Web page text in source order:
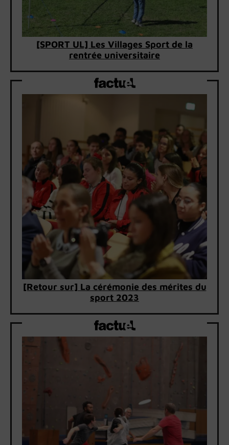
[SPORT UL] Les Villages Sport de la
rentrée universitaire
[Retour sur] La cérémonie des mérites du
sport 2023